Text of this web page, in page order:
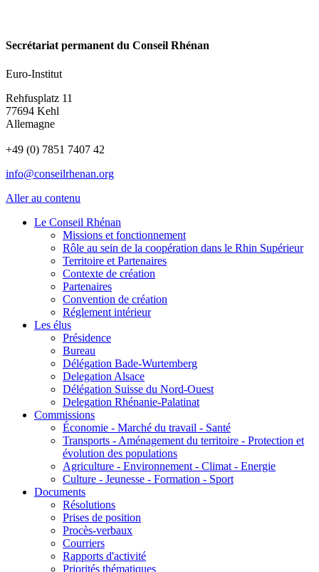
Secrétariat permanent du Conseil Rhénan
Euro-Institut
Rehfusplatz 11
77694 Kehl
Allemagne
+49 (0) 7851 7407 42
info@conseilrhenan.org
Aller au contenu
Le Conseil Rhénan
Missions et fonctionnement
Rôle au sein de la coopération dans le Rhin Supérieur
Territoire et Partenaires
Contexte de création
Partenaires
Convention de création
Réglement intérieur
Les élus
Présidence
Bureau
Délégation Bade-Wurtemberg
Delegation Alsace
Délégation Suisse du Nord-Ouest
Delegation Rhénanie-Palatinat
Commissions
Économie - Marché du travail - Santé
Transports - Aménagement du territoire - Protection et
évolution des populations
Agriculture - Environnement - Climat - Energie
Culture - Jeunesse - Formation - Sport
Documents
Résolutions
Prises de position
Procès-verbaux
Courriers
Rapports d'activité
Priorités thématiques